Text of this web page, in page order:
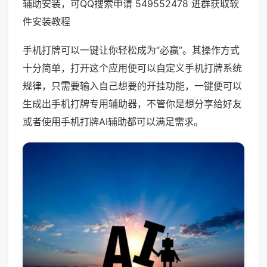
辅助安装，可QQ搜索申请 549552478 进群获取软
件安装教程
手机打牌可以一键让你轻松成为“必赢”。其操作方式
十分简单，打开这个应用便可以自定义手机打牌系统
规律，只需要输入自己想要的开挂功能，一键便可以
生成出手机打牌专用辅助器，不管你是想分享给好友
或者使用手机打牌AI辅助都可以满足需求。